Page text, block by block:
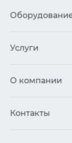
Услуги
О компании
Контакты